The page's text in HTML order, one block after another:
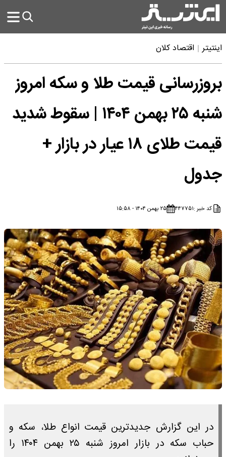
اینتیتر اقتصاد کلان
بروزرسانی قیمت طلا و سکه امروز
شنبه ۲۵ بهمن ۱۴۰۴ | سقوط شدید
قیمت طلای ۱۸ عیار در بازار +
جدول
کد خبر :۴۴۷۷۵۱ ۲۵ بهمن ۱۴۰۴ - ۱۵:۵۸
در این گزارش جدیدترین قیمت انواع طلا، سکه و
حباب سکه در بازار امروز شنبه ۲۵ بهمن ۱۴۰۴ را